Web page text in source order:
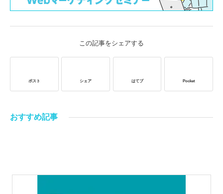
この記事をシェアする
ポスト シェア はてブ Pocket
おすすめ記事